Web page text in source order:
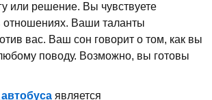
или решение. Вы чувствуете
отношениях. Ваши таланты
вас. Ваш сон говорит о том, как вы
поводу. Возможно, вы готовы
является